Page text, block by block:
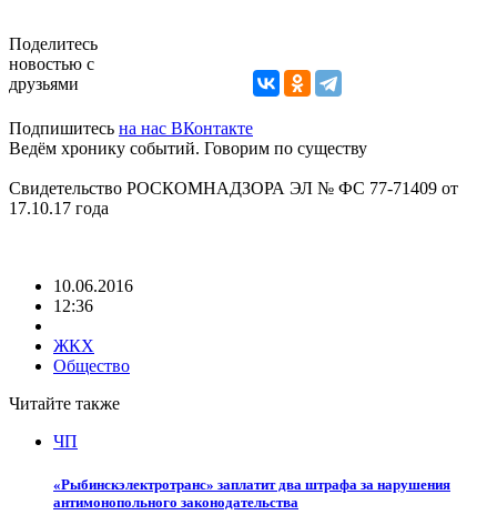
Поделитесь
новостью с
друзьями
Подпишитесь на нас ВКонтакте
Ведём хронику событий. Говорим по существу
Свидетельство РОСКОМНАДЗОРА ЭЛ № ФС 77-71409 от
17.10.17 года
10.06.2016
12:36
ЖКХ
Общество
Читайте также
ЧП
«Рыбинскэлектротранс» заплатит два штрафа за нарушения
антимонопольного законодательства